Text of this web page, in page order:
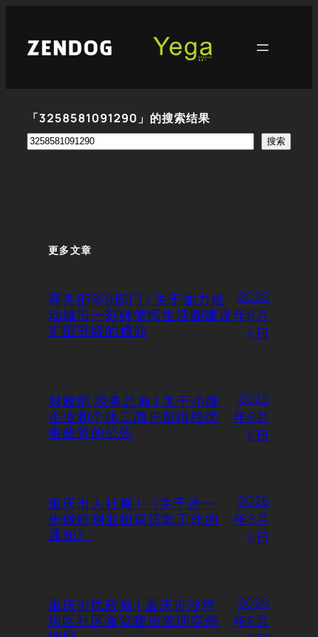
「3258581091290」的搜索结果
搜
搜索
更多文章
商务部等9部门 | 关于加力推
动城市一刻钟便民生活圈建设
扩围升级的通知
2026
年8月
6日
财政部 税务总局 | 关于小微
企业和个体工商户所得税优
惠政策的公告
2026
年8月
6日
重庆市人社局 | 《关于进一
步做好创业担保贷款工作的
通知》
2026
年8月
6日
重庆市民政局 | 重庆市沙坪
坝区社区食堂建设管理实施
2026
年8月